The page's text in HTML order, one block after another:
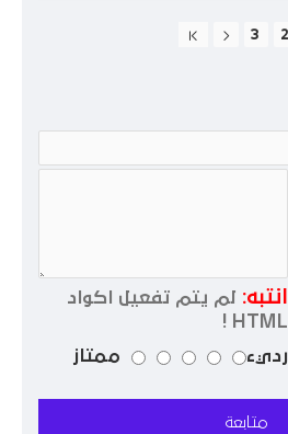
2
3
انتبه:
لم يتم تفعيل اكواد
HTML !
رديء ممتاز
متابعة